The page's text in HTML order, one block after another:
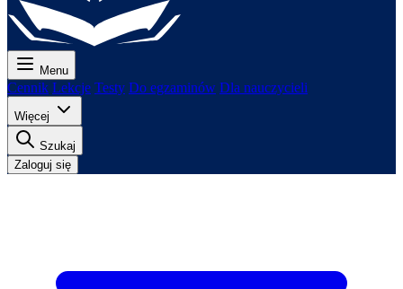
Menu
Cennik Lekcje Testy Do egzaminów Dla nauczycieli
Więcej
Szukaj
Zaloguj się